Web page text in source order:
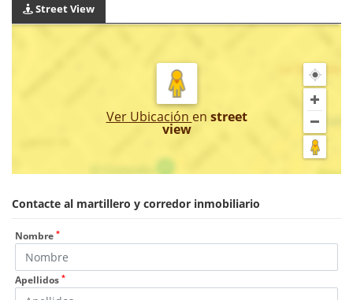
Street View
Ver Ubicación en street
view
Contacte al martillero y corredor inmobiliario
Nombre *
Apellidos *